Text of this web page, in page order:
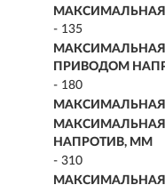
МАКСИМАЛЬНАЯ
- 135
ПРИВОДОМ
- 180
МАКСИМАЛЬНАЯ
НАПРОТИВ, ММ
- 310